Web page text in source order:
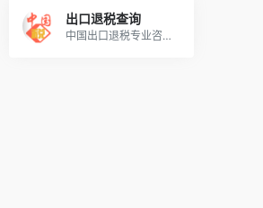
出口退税查询
中国出口退税专业咨询及服务网站，是国内目前最权威的出口退税计算、查询、资讯网站。